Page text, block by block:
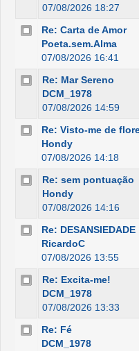
07/08/2026 18:27
Re: Carta de Amor
Poeta.sem.Alma
07/08/2026 16:41
Re: Mar Sereno
DCM_1978
07/08/2026 14:59
Re: Visto-me de
Hondy
07/08/2026 14:18
Re: sem pontuação
Hondy
07/08/2026 14:16
Re: DESANSIEDADE
RicardoC
07/08/2026 13:55
Re: Excita-me!
DCM_1978
07/08/2026 13:33
Re: Fé
DCM_1978